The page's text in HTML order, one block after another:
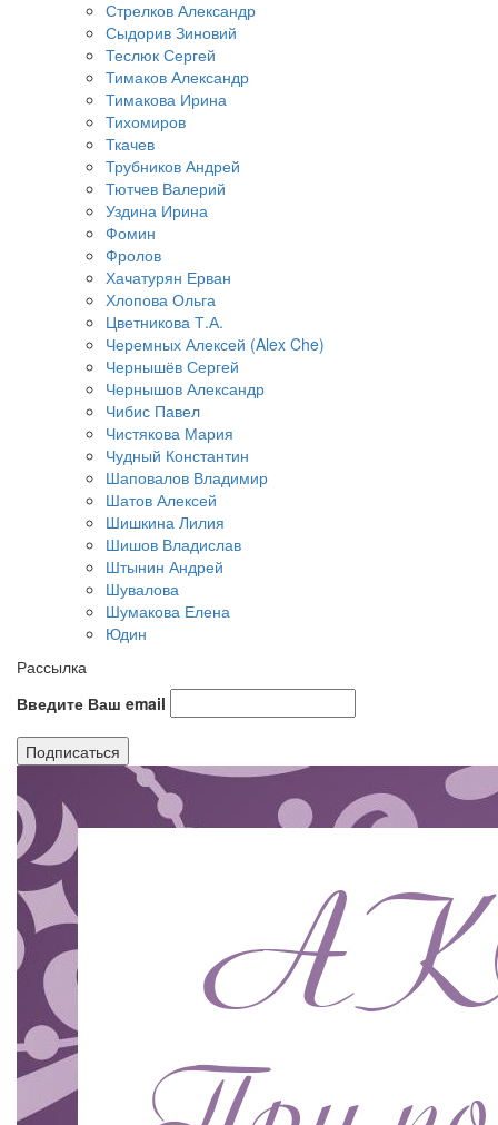
Стрелков Александр
Сыдорив Зиновий
Теслюк Сергей
Тимаков Александр
Тимакова Ирина
Тихомиров
Ткачев
Трубников Андрей
Тютчев Валерий
Уздина Ирина
Фомин
Фролов
Хачатурян Ерван
Хлопова Ольга
Цветникова Т.А.
Черемных Алексей (Alex Che)
Чернышёв Сергей
Чернышов Александр
Чибис Павел
Чистякова Мария
Чудный Константин
Шаповалов Владимир
Шатов Алексей
Шишкина Лилия
Шишов Владислав
Штынин Андрей
Шувалова
Шумакова Елена
Юдин
Рассылка
Введите Ваш email